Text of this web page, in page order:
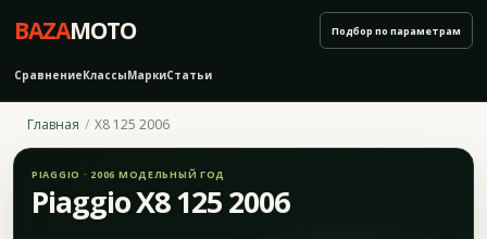
BAZAMOTO
СравнениеКлассыМаркиСтатьи
Подбор по параметрам
Главная X8 125 2006
PIAGGIO · 2006 МОДЕЛЬНЫЙ ГОД
Piaggio X8 125 2006